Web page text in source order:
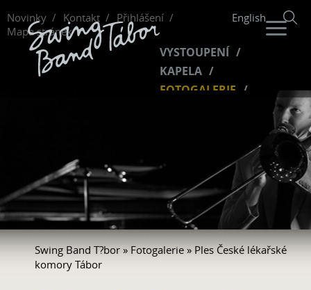
Novinky Kontakt
Přihlášení
Mapa stránek
English
VYSTOUPENÍ
KAPELA
FOTOGALERIE
Swing Band T?bor » Fotogalerie » Ples České lékařské
komory Tábor